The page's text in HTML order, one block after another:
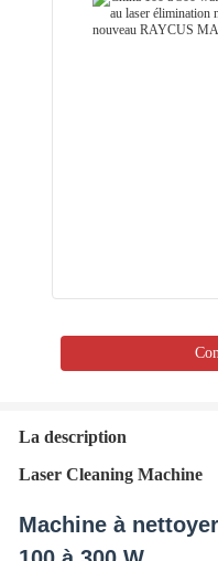
La description
Laser Cleaning Machine
Machine à